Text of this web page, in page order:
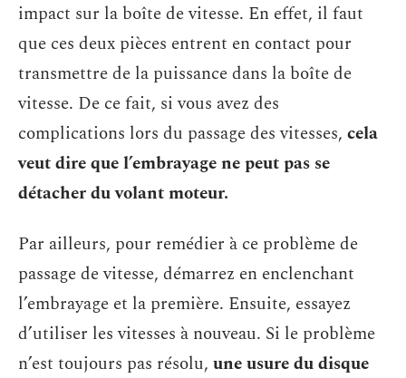
impact sur la boîte de vitesse. En effet, il faut
que ces deux pièces entrent en contact pour
transmettre de la puissance dans la boîte de
vitesse. De ce fait, si vous avez des
complications lors du passage des vitesses, cela
veut dire que l’embrayage ne peut pas se
détacher du volant moteur.
Par ailleurs, pour remédier à ce problème de
passage de vitesse, démarrez en enclenchant
l’embrayage et la première. Ensuite, essayez
d’utiliser les vitesses à nouveau. Si le problème
n’est toujours pas résolu, une usure du disque